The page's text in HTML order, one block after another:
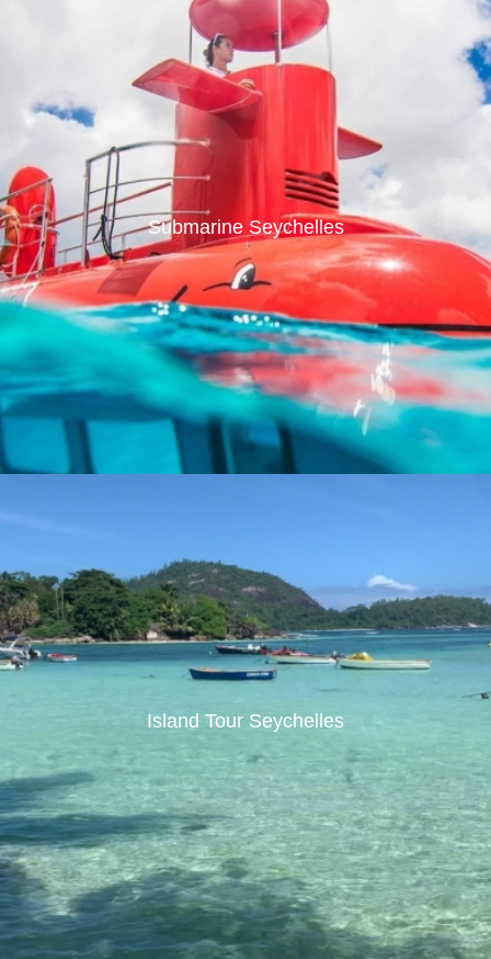
Submarine Seychelles
Island Tour Seychelles